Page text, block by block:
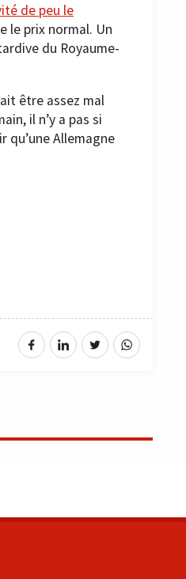
de peu le
le prix normal. Un
du Royaume-
être assez mal
il n’y a pas si
Allemagne